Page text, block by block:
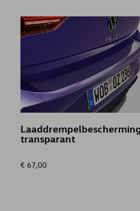
transparant
€ 67,00